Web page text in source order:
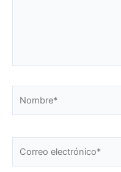
electrónico*